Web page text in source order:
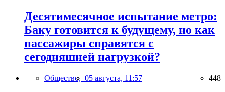
Десятимесячное испытание метро:
Баку готовится к будущему, но как
пассажиры справятся с
сегодняшней нагрузкой?
Общество, 05 августа, 11:57 448